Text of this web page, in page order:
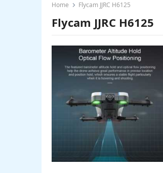
Home Flycam JJRC H6125
Flycam JJRC H6125